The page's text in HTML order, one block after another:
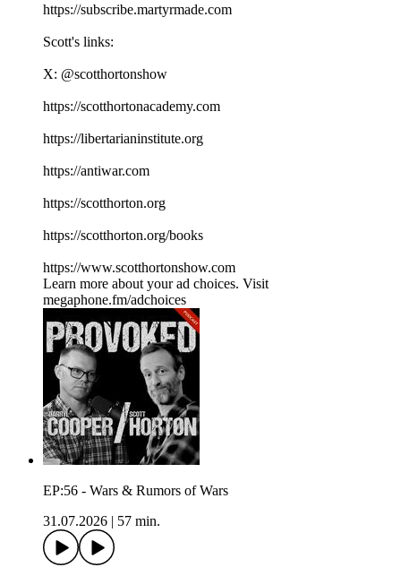
⁠⁠⁠⁠⁠⁠⁠⁠⁠⁠⁠⁠⁠⁠⁠⁠⁠⁠⁠⁠⁠⁠⁠⁠⁠⁠⁠⁠⁠⁠⁠⁠⁠⁠⁠⁠https://subscribe.martyrmade.com⁠⁠⁠⁠⁠⁠⁠⁠⁠⁠⁠⁠⁠⁠⁠⁠⁠⁠⁠⁠⁠⁠⁠⁠⁠⁠⁠⁠⁠⁠⁠⁠⁠⁠⁠⁠
Scott's links:
X: ⁠⁠⁠⁠⁠⁠⁠⁠⁠⁠⁠⁠⁠⁠⁠⁠⁠⁠⁠⁠⁠⁠⁠⁠⁠⁠⁠⁠⁠⁠⁠⁠⁠⁠⁠⁠@scotthortonshow⁠⁠⁠⁠⁠⁠⁠⁠⁠⁠⁠⁠⁠⁠⁠⁠⁠⁠⁠⁠⁠⁠⁠⁠⁠⁠⁠⁠⁠⁠⁠⁠⁠⁠⁠⁠
⁠⁠⁠⁠⁠⁠⁠⁠⁠⁠⁠⁠⁠⁠⁠⁠⁠⁠⁠⁠⁠⁠⁠⁠⁠⁠⁠⁠⁠⁠⁠⁠⁠⁠⁠⁠https://scotthortonacademy.com⁠⁠⁠⁠⁠⁠⁠⁠⁠⁠⁠⁠⁠⁠⁠⁠⁠⁠⁠⁠⁠⁠⁠⁠⁠⁠⁠⁠⁠⁠⁠⁠⁠⁠⁠⁠
⁠⁠⁠⁠⁠⁠⁠⁠⁠⁠⁠⁠⁠⁠⁠⁠⁠⁠⁠⁠⁠⁠⁠⁠⁠⁠⁠⁠⁠⁠⁠⁠⁠⁠⁠⁠https://libertarianinstitute.org⁠⁠⁠⁠⁠⁠⁠⁠⁠⁠⁠⁠⁠⁠⁠⁠⁠⁠⁠⁠⁠⁠⁠⁠⁠⁠⁠⁠⁠⁠⁠⁠⁠⁠⁠⁠
⁠⁠⁠⁠⁠⁠⁠⁠⁠⁠⁠⁠⁠⁠⁠⁠⁠⁠⁠⁠⁠⁠⁠⁠⁠⁠⁠⁠⁠⁠⁠⁠⁠⁠⁠⁠https://antiwar.com⁠⁠⁠⁠⁠⁠⁠⁠⁠⁠⁠⁠⁠⁠⁠⁠⁠⁠⁠⁠⁠⁠⁠⁠⁠⁠⁠⁠⁠⁠⁠⁠⁠⁠⁠⁠
⁠⁠⁠⁠⁠⁠⁠⁠⁠⁠⁠⁠⁠⁠⁠⁠⁠⁠⁠⁠⁠⁠⁠⁠⁠⁠⁠⁠⁠⁠⁠⁠⁠⁠⁠⁠https://scotthorton.org⁠⁠⁠⁠⁠⁠⁠⁠⁠⁠⁠⁠⁠⁠⁠⁠⁠⁠⁠⁠⁠⁠⁠⁠⁠⁠⁠⁠⁠⁠⁠⁠⁠⁠⁠⁠
⁠⁠⁠⁠⁠⁠⁠⁠⁠⁠⁠⁠⁠⁠⁠⁠⁠⁠⁠⁠⁠⁠⁠⁠⁠⁠⁠⁠⁠⁠⁠⁠⁠⁠⁠⁠https://scotthorton.org/books⁠⁠⁠⁠⁠⁠⁠⁠⁠⁠⁠⁠⁠⁠⁠⁠⁠⁠⁠⁠⁠⁠⁠⁠⁠⁠⁠⁠⁠⁠⁠⁠⁠⁠⁠⁠
⁠⁠⁠⁠⁠⁠⁠⁠⁠⁠⁠⁠⁠⁠⁠⁠⁠⁠⁠⁠⁠⁠⁠⁠⁠⁠⁠⁠⁠⁠⁠⁠⁠⁠⁠⁠https://www.scotthortonshow.com⁠⁠⁠⁠⁠⁠⁠⁠⁠⁠⁠
Learn more about your ad choices. Visit
megaphone.fm/adchoices
EP:56 - Wars & Rumors of Wars
31.07.2026
57 min.